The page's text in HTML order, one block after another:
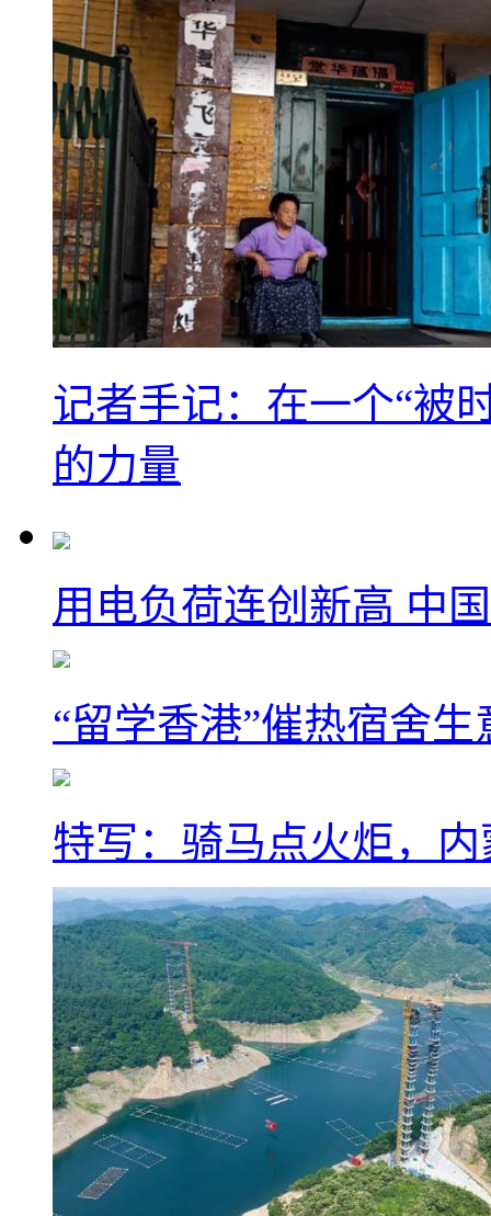
记者手记：在一个“被
的力量
用电负荷连创新高 中
“留学香港”催热宿舍
特写：骑马点火炬，